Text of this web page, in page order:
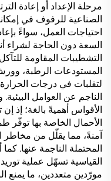
مرحلة الإعداد أو إعادة
الصناعية للرفوف في
احتياجات العمل، سواءً
السعة دون الحاجة لشراء
التشطيبات المقاومة
المستودعات الرطبة،
لتقلبات في درجات
الناجم عن العوامل
الأقواس أهميةً بالغة؛ إذ
الأحمال الخاصة بها توفّر
آمنةً، مما يقلّل من
المحتملة الناجمة عنها.
القياسية تسهّل عملية
مورّدين متعددين، ما يمنع